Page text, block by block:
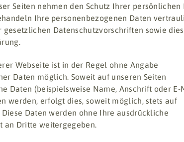
Seiten nehmen den Schutz Ihrer persönlichen
Ihre personenbezogenen Daten
gesetzlichen Datenschutzvorschriften sowie
Webseite ist in der Regel ohne Angabe
Daten möglich. Soweit auf unseren Seiten
Daten (beispielsweise Name, Anschrift oder E-
werden, erfolgt dies, soweit möglich, stets auf
Daten werden ohne Ihre ausdrückliche
an Dritte weitergegeben.